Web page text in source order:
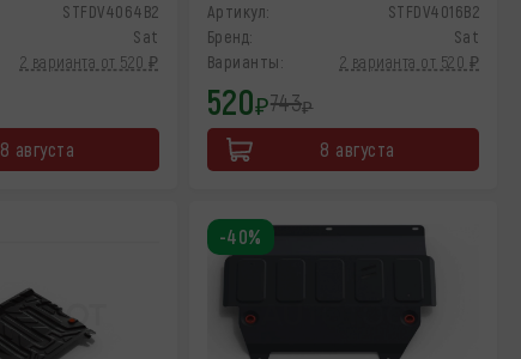
STFDV4064B2
Sat
2 варианта от 520 ₽
8 августа
Артикул:
STFDV4016B2
Бренд:
Sat
Варианты:
2 варианта от 520 ₽
520₽743₽
8 августа
-40%